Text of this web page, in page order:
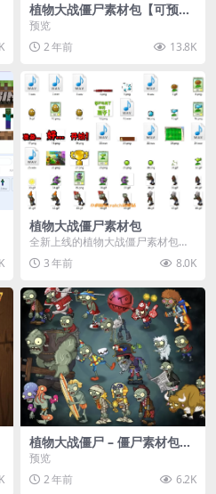
植物大战僵尸素材包【可预
览】
预览
2 年前
13.8K
植物大战僵尸素材包
全新上线的植物大战僵尸素材包，
内含48个精选资源，涵盖角色、场
景、音效等多样内容...
3 年前 8.0K
植物大战僵尸 – 僵尸素材包
【可预览】
预览
2 年前
6.2K